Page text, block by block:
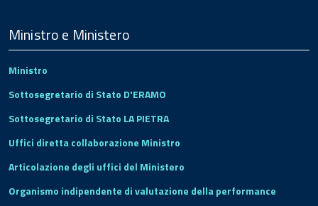
Footer
Ministro e Ministero
Ministro
Sottosegretario di Stato D'ERAMO
Sottosegretario di Stato LA PIETRA
Uffici diretta collaborazione Ministro
Articolazione degli uffici del Ministero
Organismo indipendente di valutazione della performance